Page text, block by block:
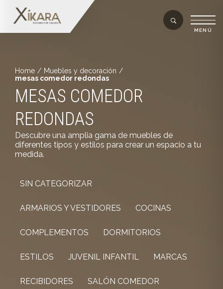
Home / Muebles y decoración /
mesas comedor redondas
MESAS COMEDOR
REDONDAS
Descubre una amplia gama de muebles de
diferentes tipos y estilos para crear un espacio a tu
medida.
SIN CATEGORIZAR
ARMARIOS Y VESTIDORES COCINAS
COMPLEMENTOS DORMITORIOS
ESTILOS JUVENIL INFANTIL MARCAS
RECIBIDORES SALÓN COMEDOR